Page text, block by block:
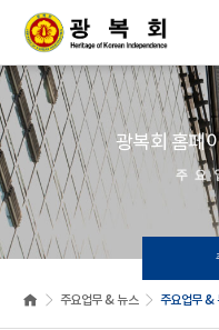
광복회 홈페
주요
주요업무 & 뉴스 주요업무 &